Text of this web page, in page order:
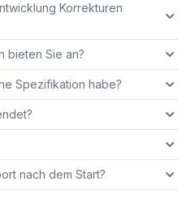
Korrekturen
bieten Sie an?
Spezifikation habe?
nach dem Start?